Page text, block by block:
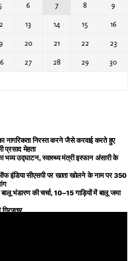
6 7 8 9
13 14 15 16
20 21 22 23
27 28 29 30
नागरिकता निरस्त करने जैसे करवाई करते हुए
प्रसाद मेहता
भव्य उद्घाटन, स्वास्थ्य मंत्री इरफान अंसारी के
इंडिया सीएसपी पर खाता खोलने के नाम पर ₹350
भंडारण की चर्चा, 10–15 गाड़ियों में बालू जमा